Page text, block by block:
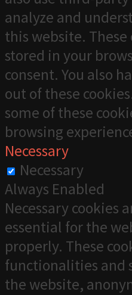
analyze and
this website.
stored in your
consent. You also
out of these
some of these
browsing
Necessary
Necessary
Always Enabled
Necessary cookies
essential for the
properly. These
functionalities and
the website,